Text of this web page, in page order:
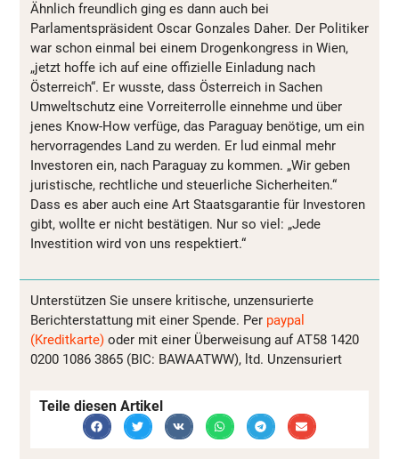
Ähnlich freundlich ging es dann auch bei
Parlamentspräsident Oscar Gonzales Daher. Der Politiker
war schon einmal bei einem Drogenkongress in Wien,
„jetzt hoffe ich auf eine offizielle Einladung nach
Österreich“. Er wusste, dass Österreich in Sachen
Umweltschutz eine Vorreiterrolle einnehme und über
jenes Know-How verfüge, das Paraguay benötige, um ein
hervorragendes Land zu werden. Er lud einmal mehr
Investoren ein, nach Paraguay zu kommen. „Wir geben
juristische, rechtliche und steuerliche Sicherheiten.“
Dass es aber auch eine Art Staatsgarantie für Investoren
gibt, wollte er nicht bestätigen. Nur so viel: „Jede
Investition wird von uns respektiert.“
Unterstützen Sie unsere kritische, unzensurierte
Berichterstattung mit einer Spende. Per paypal
(Kreditkarte) oder mit einer Überweisung auf AT58 1420
0200 1086 3865 (BIC: BAWAATWW), ltd. Unzensuriert
Teile diesen Artikel